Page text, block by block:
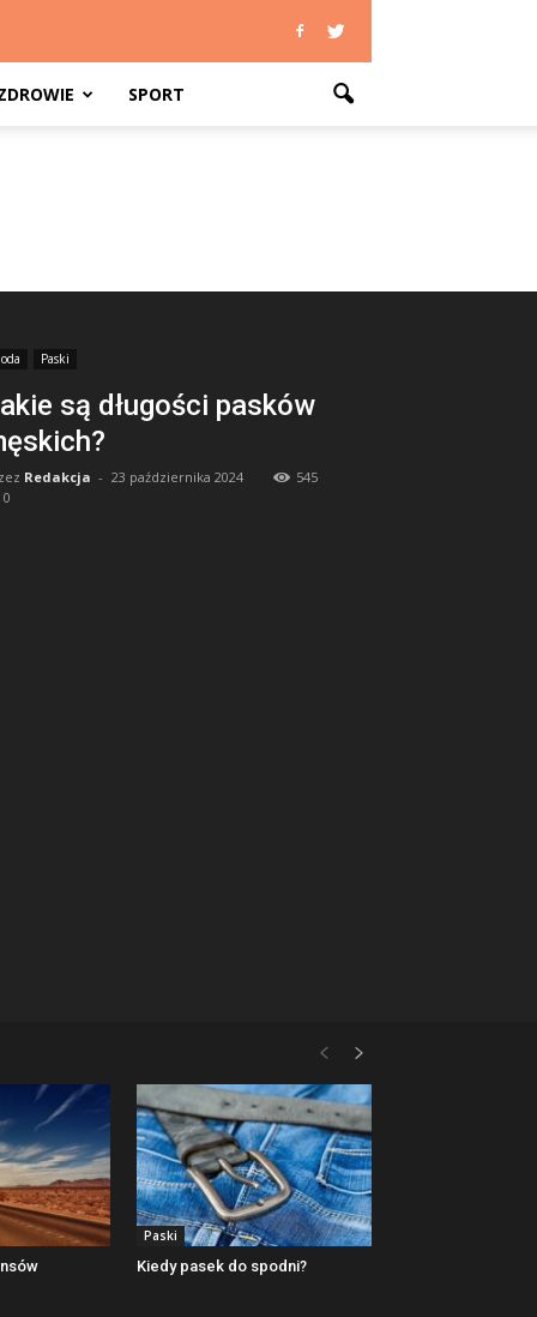
SPORT
Paski
są długości pasków
Redakcja - 23 października 2024
545
0
Paski
Kiedy pasek do spodni?